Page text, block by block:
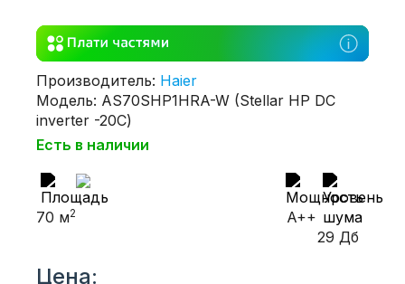
Производитель: Haier
Модель: AS70SHP1HRA-W (Stellar HP DC
inverter -20С)
Есть в наличии
70 м2
A++
29 Дб
Цена: